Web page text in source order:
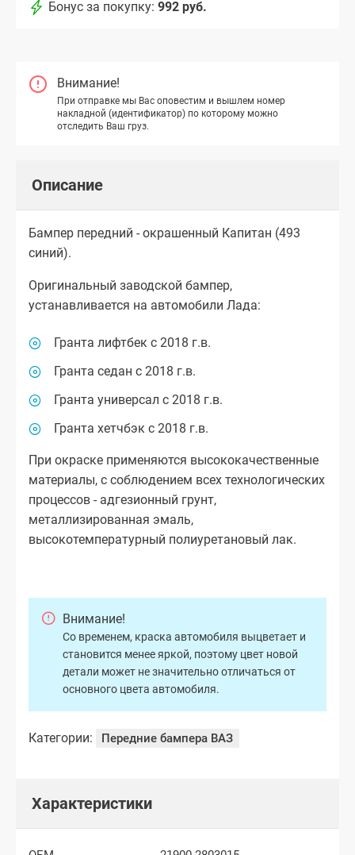
Бонус за покупку: 992 руб.
Внимание!
При отправке мы Вас оповестим и вышлем номер
накладной (идентификатор) по которому можно
отследить Ваш груз.
Описание
Бампер передний - окрашенный Капитан (493
синий).
Оригинальный заводской бампер,
устанавливается на автомобили Лада:
Гранта лифтбек с 2018 г.в.
Гранта седан с 2018 г.в.
Гранта универсал с 2018 г.в.
Гранта хетчбэк с 2018 г.в.
При окраске применяются высококачественные
материалы, с соблюдением всех технологических
процессов - адгезионный грунт,
металлизированная эмаль,
высокотемпературный полиуретановый лак.
Внимание!
Со временем, краска автомобиля выцветает и
становится менее яркой, поэтому цвет новой
детали может не значительно отличаться от
основного цвета автомобиля.
Категории: Передние бампера ВАЗ
Характеристики